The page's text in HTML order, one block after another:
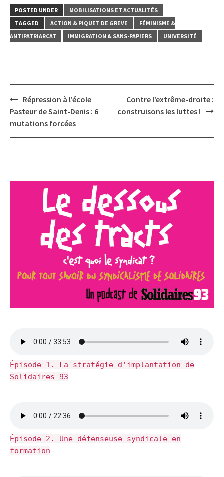
POSTED UNDER
MOBILISATIONS ET ACTUALITÉS
TAGGED
ACTION & PIQUET DE GREVE
FÉMINISME &
ANTIPATRIARCAT
IMMIGRATION & SANS-PAPIERS UNIVERSITÉ
Post
navigation
Répression à l’école
Pasteur de Saint-Denis : 6
mutations forcées
Contre l’extrême-droite :
construisons les luttes !
Épisode 1. La stratégie d’implantation de
Solidaires 93
Épisode 2. Une défenseuse syndicale en
formation